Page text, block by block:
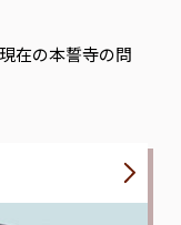
在の本誓寺の問